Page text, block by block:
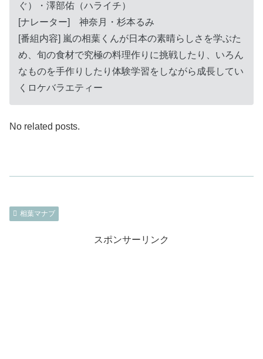
ぐ）・澤部佑（ハライチ）
[ナレーター] 神奈月・杉本るみ
[番組内容] 嵐の相葉くんが日本の素晴らしさを学ぶた
め、旬の食材で究極の料理作りに挑戦したり、いろん
なものを手作りしたり体験学習をしながら成長してい
くロケバラエティー
No related posts.
相葉マナブ
スポンサーリンク